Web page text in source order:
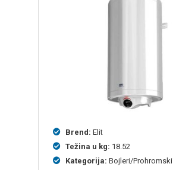
Brend: Elit
Težina u kg: 18.52
Kategorija: Bojleri/Prohromski